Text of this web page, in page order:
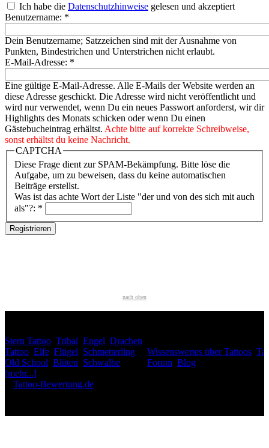
Ich habe die Datenschutzhinweise gelesen und akzeptiert
Benutzername: *
Dein Benutzername; Satzzeichen sind mit der Ausnahme von
Punkten, Bindestrichen und Unterstrichen nicht erlaubt.
E-Mail-Adresse: *
Eine gültige E-Mail-Adresse. Alle E-Mails der Website werden an
diese Adresse geschickt. Die Adresse wird nicht veröffentlicht und
wird nur verwendet, wenn Du ein neues Passwort anforderst, wir dir
Highlights des Monats schicken oder wenn Du einen
Gästebucheintrag erhältst. Achte bitte auf korrekte Schreibweise,
sonst erhältst du keine Nachricht.
CAPTCHA
Diese Frage dient zur SPAM-Bekämpfung. Bitte löse die
Aufgabe, um zu beweisen, dass du keine automatischen
Beiträge erstellst.
Was ist das achte Wort der Liste "der und von des sich mit auch
als"?: *
nach oben
Stern Tattoo Tribal Engel Drachen
Tattoo Elfe Flügel Schmetterling
Old School Blüten Schwalbe
[mehr...]
Wissenswertes über Tattoos
Forum Blog
Tattoo-Bewertung.de